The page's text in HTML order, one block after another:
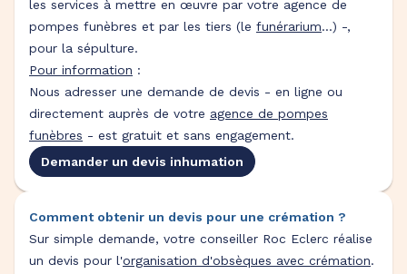
les services à mettre en œuvre par votre agence de
pompes funèbres et par les tiers (le funérarium...) -,
pour la sépulture.
Pour information :
Nous adresser une demande de devis - en ligne ou
directement auprès de votre agence de pompes
funèbres - est gratuit et sans engagement.
Demander un devis inhumation
Comment obtenir un devis pour une crémation ?
Sur simple demande, votre conseiller Roc Eclerc réalise
un devis pour l'organisation d'obsèques avec crémation.